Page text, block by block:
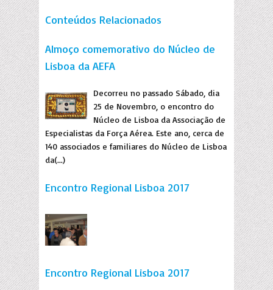
Conteúdos Relacionados
Almoço comemorativo do Núcleo de
Lisboa da AEFA
Decorreu no passado Sábado, dia
25 de Novembro, o encontro do
Núcleo de Lisboa da Associação de
Especialistas da Força Aérea. Este ano, cerca de
140 associados e familiares do Núcleo de Lisboa
da(...)
Encontro Regional Lisboa 2017
Encontro Regional Lisboa 2017